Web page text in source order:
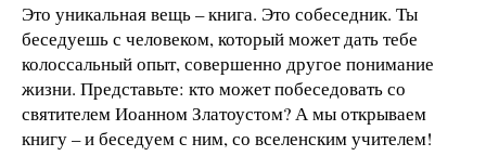
Это уникальная вещь – книга. Это собеседник. Ты
беседуешь с человеком, который может дать тебе
колоссальный опыт, совершенно другое понимание
жизни. Представьте: кто может побеседовать со
святителем Иоанном Златоустом? А мы открываем
книгу – и беседуем с ним, со вселенским учителем!